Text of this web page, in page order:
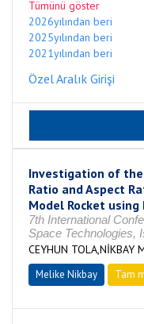
Tümünü göster
2026yılından beri
2025yılından beri
2021yılından beri
Özel Aralık Girişi
Investigation of
Ratio and Aspect
Model Rocket
7th International
Space Technologies,
CEYHUN TOLA,NİKBAY
Melike Nikbay Tam